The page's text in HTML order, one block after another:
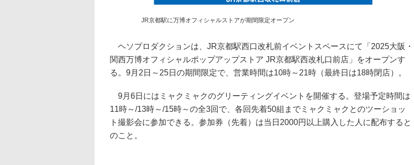
JR京都駅に万博オフィシャルストアが期間限定オープン
ヘソプロダクションは、JR京都駅西口改札前イベントスペースにて「2025大阪・
関西万博オフィシャルポップアップストア JR京都駅西改札口前店」をオープンす
る。9月2日～25日の期間限定で、営業時間は10時～21時（最終日は18時閉店）。
9月6日にはミャクミャクのグリーティングイベントを開催する。登場予定時間は
11時～/13時～/15時～の全3回で、各回先着50組までミャクミャクとのツーショッ
ト撮影会に参加できる。参加券（先着）は当日2000円以上購入した人に配布すると
のこと。